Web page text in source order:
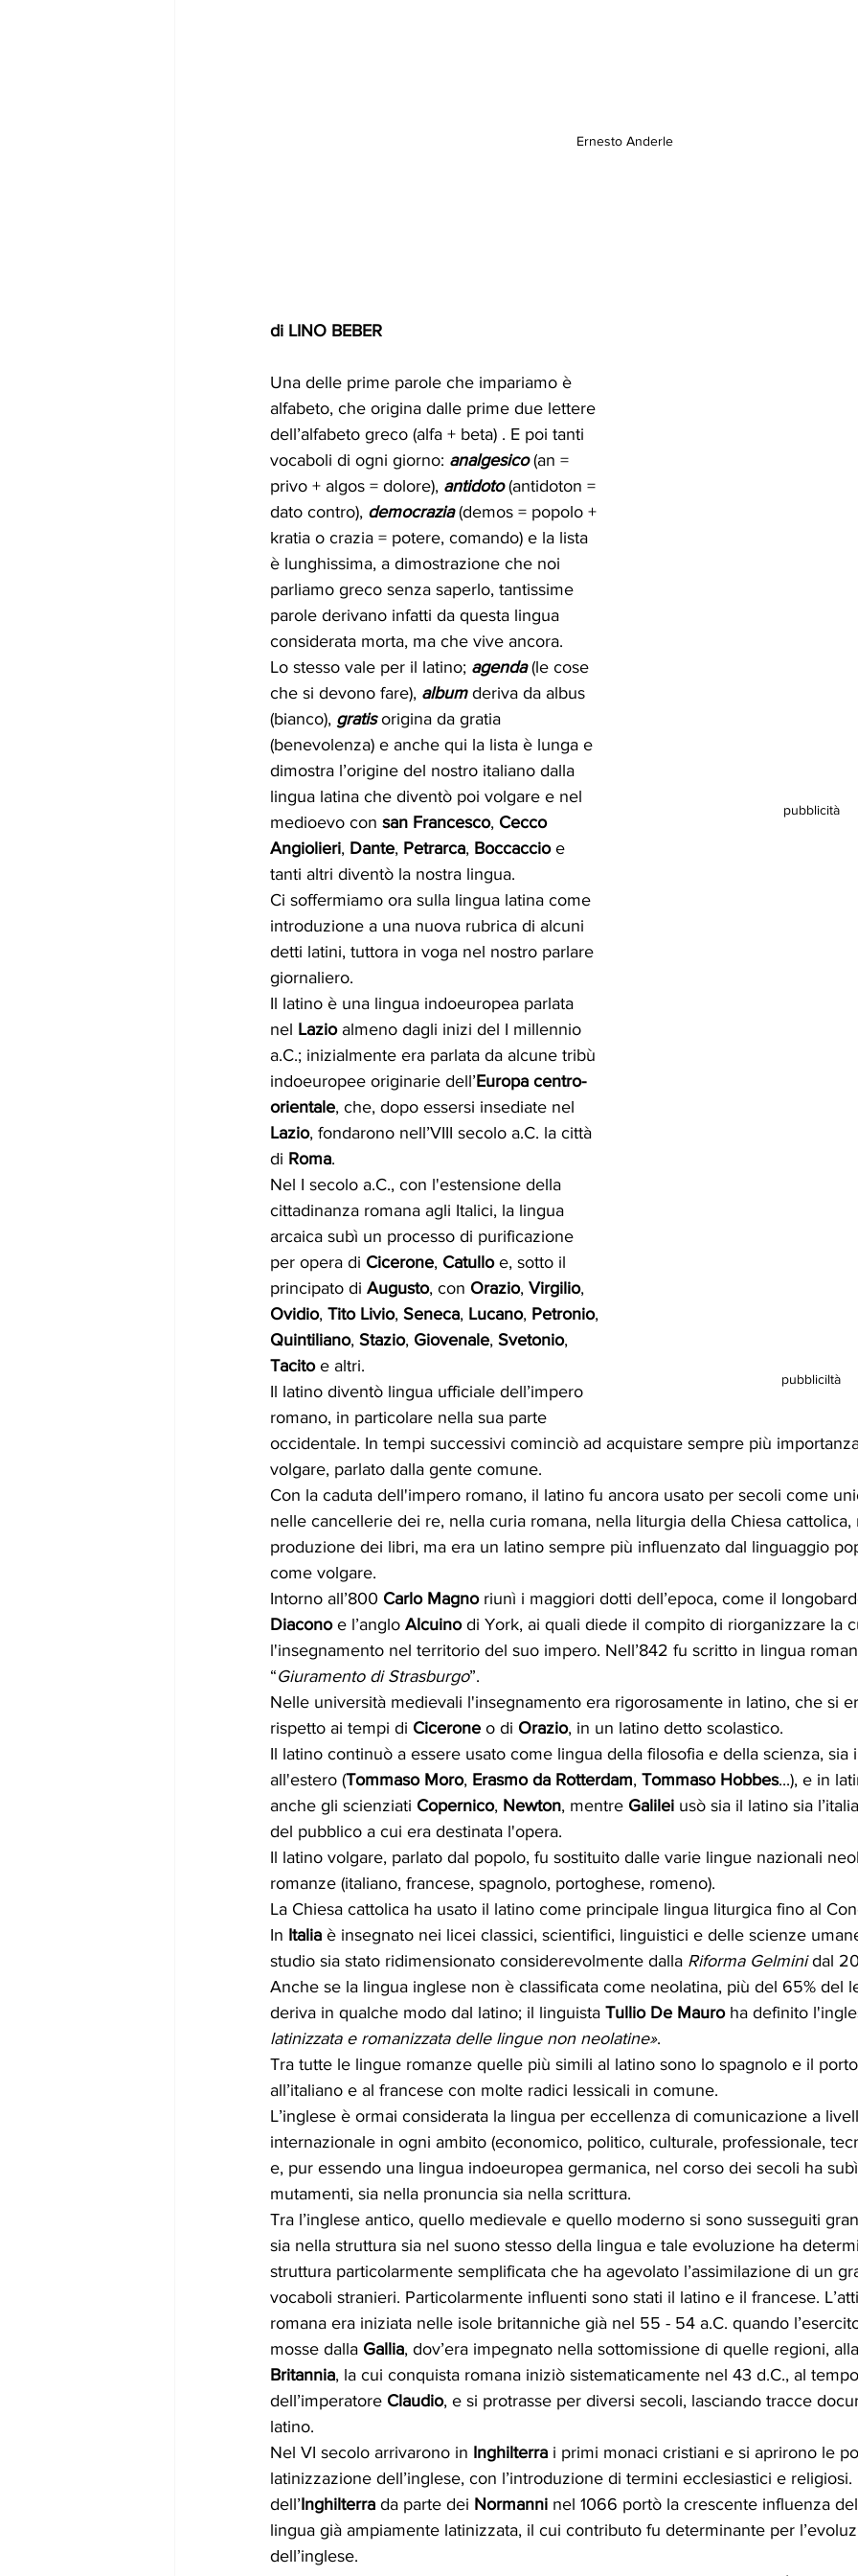
Ernesto Anderle
pubblicità
di LINO BEBER
Una delle prime parole che impariamo è
alfabeto, che origina dalle prime due lettere
dell’alfabeto greco (alfa + beta) . E poi tanti
vocaboli di ogni giorno: analgesico (an =
privo + algos = dolore), antidoto (antidoton =
dato contro), democrazia (demos = popolo +
kratia o crazia = potere, comando) e la lista
è lunghissima, a dimostrazione che noi
parliamo greco senza saperlo, tantissime
parole derivano infatti da questa lingua
considerata morta, ma che vive ancora.
Lo stesso vale per il latino; agenda (le cose
che si devono fare), album deriva da albus
(bianco), gratis origina da gratia
(benevolenza) e anche qui la lista è lunga e
dimostra l’origine del nostro italiano dalla
lingua latina che diventò poi volgare e nel
medioevo con san Francesco, Cecco
Angiolieri, Dante, Petrarca, Boccaccio e
tanti altri diventò la nostra lingua.
pubbliciltà
Ci soffermiamo ora sulla lingua latina come
introduzione a una nuova rubrica di alcuni
detti latini, tuttora in voga nel nostro parlare
giornaliero.
Il latino è una lingua indoeuropea parlata
nel Lazio almeno dagli inizi del I millennio
a.C.; inizialmente era parlata da alcune tribù
indoeuropee originarie dell’Europa centro-
orientale, che, dopo essersi insediate nel
Lazio, fondarono nell’VIII secolo a.C. la città
di Roma.
Nel I secolo a.C., con l'estensione della
cittadinanza romana agli Italici, la lingua
arcaica subì un processo di purificazione
per opera di Cicerone, Catullo e, sotto il
principato di Augusto, con Orazio, Virgilio,
Ovidio, Tito Livio, Seneca, Lucano, Petronio,
Quintiliano, Stazio, Giovenale, Svetonio,
Tacito e altri.
Il latino diventò lingua ufficiale dell’impero
romano, in particolare nella sua parte
occidentale. In tempi successivi cominciò ad acquistare sempre più
volgare, parlato dalla gente comune.
Con la caduta dell'impero romano, il latino fu ancora usato per secoli come
nelle cancellerie dei re, nella curia romana, nella liturgia della Chiesa
produzione dei libri, ma era un latino sempre più influenzato dal linguaggio
come volgare.
Intorno all’800 Carlo Magno riunì i maggiori dotti dell’epoca, come il
Diacono e l’anglo Alcuino di York, ai quali diede il compito di riorganizzare la
l'insegnamento nel territorio del suo impero. Nell’842 fu scritto in lingua
“Giuramento di Strasburgo”.
Nelle università medievali l'insegnamento era rigorosamente in latino, che si
rispetto ai tempi di Cicerone o di Orazio, in un latino detto scolastico.
Il latino continuò a essere usato come lingua della filosofia e della scienza, sia
all'estero (Tommaso Moro, Erasmo da Rotterdam, Tommaso Hobbes...), e in
anche gli scienziati Copernico, Newton, mentre Galilei usò sia il latino sia
del pubblico a cui era destinata l'opera.
Il latino volgare, parlato dal popolo, fu sostituito dalle varie lingue nazionali
romanze (italiano, francese, spagnolo, portoghese, romeno).
La Chiesa cattolica ha usato il latino come principale lingua liturgica fino al
In Italia è insegnato nei licei classici, scientifici, linguistici e delle scienze
studio sia stato ridimensionato considerevolmente dalla Riforma Gelmini dal
Anche se la lingua inglese non è classificata come neolatina, più del 65% del
deriva in qualche modo dal latino; il linguista Tullio De Mauro ha definito
latinizzata e romanizzata delle lingue non neolatine».
Tra tutte le lingue romanze quelle più simili al latino sono lo spagnolo e il
all’italiano e al francese con molte radici lessicali in comune.
L’inglese è ormai considerata la lingua per eccellenza di comunicazione a
internazionale in ogni ambito (economico, politico, culturale, professionale,
e, pur essendo una lingua indoeuropea germanica, nel corso dei secoli ha
mutamenti, sia nella pronuncia sia nella scrittura.
Tra l’inglese antico, quello medievale e quello moderno si sono susseguiti
sia nella struttura sia nel suono stesso della lingua e tale evoluzione ha
struttura particolarmente semplificata che ha agevolato l’assimilazione di un
vocaboli stranieri. Particolarmente influenti sono stati il latino e il francese.
romana era iniziata nelle isole britanniche già nel 55 - 54 a.C. quando
mosse dalla Gallia, dov’era impegnato nella sottomissione di quelle regioni,
Britannia, la cui conquista romana iniziò sistematicamente nel 43 d.C., al
dell’imperatore Claudio, e si protrasse per diversi secoli, lasciando tracce
latino.
Nel VI secolo arrivarono in Inghilterra i primi monaci cristiani e si aprirono le
latinizzazione dell’inglese, con l’introduzione di termini ecclesiastici e
dell’Inghilterra da parte dei Normanni nel 1066 portò la crescente influenza
lingua già ampiamente latinizzata, il cui contributo fu determinante per
dell’inglese.